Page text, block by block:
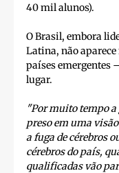
40 mil alunos).
O Brasil, embora
Latina, não aparece
países emergentes
lugar.
"Por muito tempo
preso em uma
a fuga de cérebros
cérebros do país,
qualificadas vão